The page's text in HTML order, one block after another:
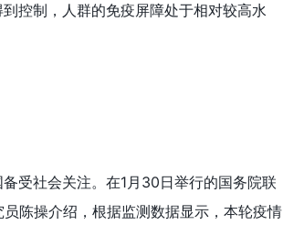
控制，人群的免疫屏障处于相对较高水
受社会关注。在1月30日举行的国务院联
陈操介绍，根据监测数据显示，本轮疫情